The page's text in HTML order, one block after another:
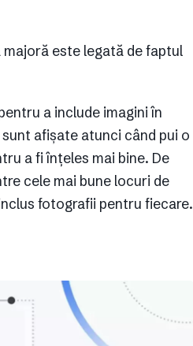
este legată de faptul
a include imagini în
afișate atunci când pui o
a fi înțeles mai bine. De
cele mai bune locuri de
fotografii pentru fiecare.